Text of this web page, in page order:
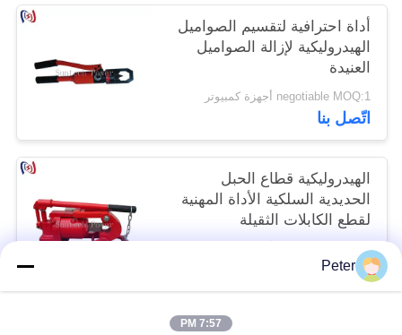
أداة احترافية لتقسيم الصواميل
الهيدروليكية لإزالة الصواميل
العنيدة
negotiable MOQ:1 أجهزة كمبيوتر
اتّصل بنا
الهيدروليكية قطاع الحبل
الحديدية السلكية الأداة المهنية
لقطع الكابلات الثقيلة
negotiable MOQ:1 أجهزة كمبيوتر
اتّصل بنا
Peter
7:57 PM